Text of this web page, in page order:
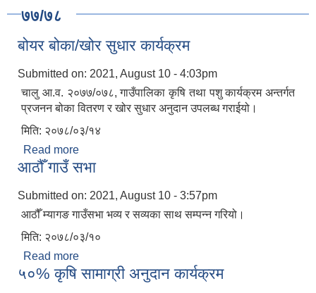
७७/७८
बोयर बोका/खोर सुधार कार्यक्रम
Submitted on: 2021, August 10 - 4:03pm
चालु आ.व. २०७७/०७८, गाउँपालिका कृषि तथा पशु कार्यक्रम अन्तर्गत
प्रजनन बोका वितरण र खोर सुधार अनुदान उपलब्ध गराईयो।
मिति: २०७८/०३/१४
Read more
आठौँ गाउँ सभा
Submitted on: 2021, August 10 - 3:57pm
आठौँ म्यागङ गाउँसभा भव्य र सव्यका साथ सम्पन्न गरियो।
मिति: २०७८/०३/१०
Read more
५०% कृषि सामाग्री अनुदान कार्यक्रम